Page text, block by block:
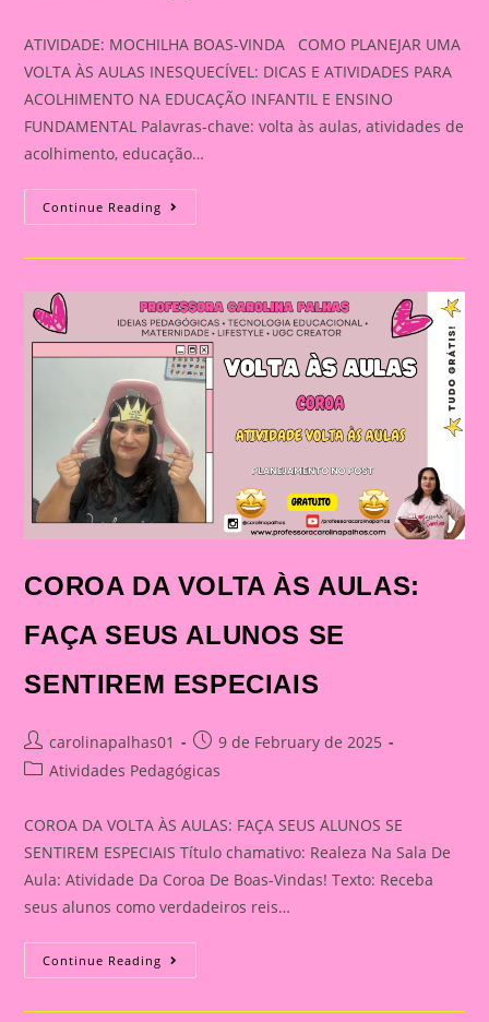
ATIVIDADE: MOCHILHA BOAS-VINDA COMO PLANEJAR UMA
VOLTA ÀS AULAS INESQUECÍVEL: DICAS E ATIVIDADES PARA
ACOLHIMENTO NA EDUCAÇÃO INFANTIL E ENSINO
FUNDAMENTAL Palavras-chave: volta às aulas, atividades de
acolhimento, educação…
Continue Reading ATIVIDADE:
MOCHILHA
VINDA
COROA DA VOLTA ÀS AULAS:
FAÇA SEUS ALUNOS SE
SENTIREM ESPECIAIS
Post
author:
carolinapalhas01
Post
published:
9 de February de 2025
PostAtividades Pedagógicas
COROA DA VOLTA ÀS AULAS: FAÇA SEUS ALUNOS SE
SENTIREM ESPECIAIS Título chamativo: Realeza Na Sala De
Aula: Atividade Da Coroa De Boas-Vindas! Texto: Receba
seus alunos como verdadeiros reis…
Continue Reading COROA
DA